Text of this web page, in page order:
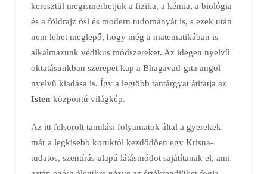
keresztül megismerhetjük a fizika, a kémia, a biológia
és a földrajz ősi és modern tudományát is, s ezek után
nem lehet meglepő, hogy még a matematikában is
alkalmazunk védikus módszereket. Az idegen nyelvű
oktatásunkban szerepet kap a Bhagavad-gītā angol
nyelvű kiadása is. Így a legtöbb tantárgyat átitatja az
Isten-központú világkép.
Az itt felsorolt tanulási folyamatok által a gyerekek
már a legkisebb koruktól kezdődően egy Krisna-
tudatos, szentírás-alapú látásmódot sajátítanak el, ami